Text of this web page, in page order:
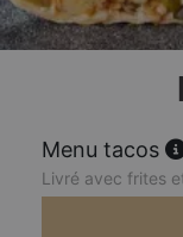
Menu tacos
Livré avec frites